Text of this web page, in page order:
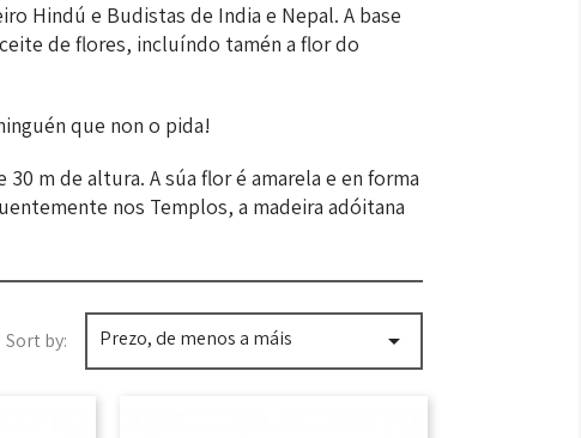
Hindú e Budistas de India e Nepal. A base
de flores, incluíndo tamén a flor do
que non o pida!
m de altura. A súa flor é amarela e en forma
nos Templos, a madeira adóitana
Sort by: Prezo, de menos a máis 